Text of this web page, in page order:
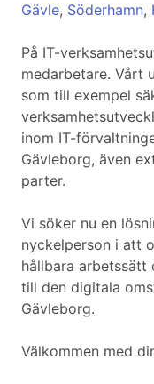
Gävle, Söderhamn,
På IT-
medarbetare. Vårt
som till exempel
inom IT-
Gävleborg, även
parter.
Vi söker nu en
nyckelperson i att
hållbara arbetssätt
till den digitala
Gävleborg.
Välkommen med